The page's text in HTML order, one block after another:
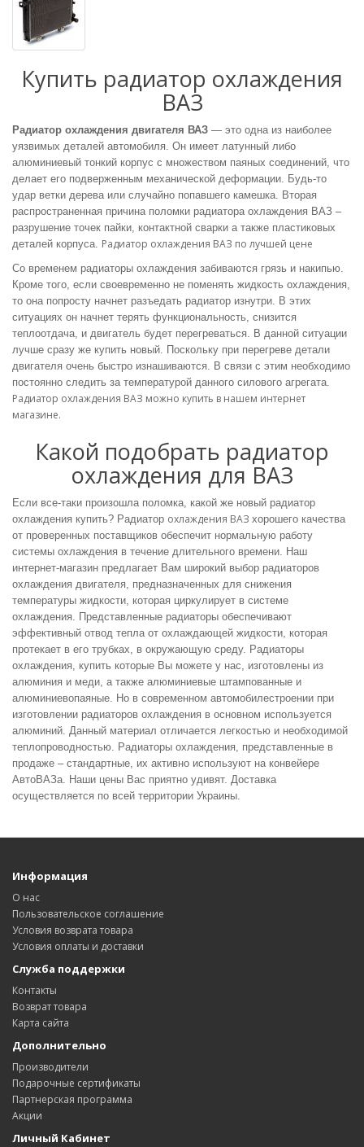
Купить радиатор охлаждения
ВАЗ
Радиатор охлаждения двигателя ВАЗ ― это одна из наиболее
уязвимых деталей автомобиля. Он имеет латунный либо
алюминиевый тонкий корпус с множеством паяных соединений, что
делает его подверженным механической деформации. Будь-то
удар ветки дерева или случайно попавшего камешка. Вторая
распространенная причина поломки радиатора охлаждения ВАЗ –
разрушение точек пайки, контактной сварки а также пластиковых
деталей корпуса. Радиатор охлаждения ВАЗ по лучшей цене
Со временем радиаторы охлаждения забиваются грязь и накипью.
Кроме того, если своевременно не поменять жидкость охлаждения,
то она попросту начнет разъедать радиатор изнутри. В этих
ситуациях он начнет терять функциональность, снизится
теплоотдача, и двигатель будет перегреваться. В данной ситуации
лучше сразу же купить новый. Поскольку при перегреве детали
двигателя очень быстро изнашиваются. В связи с этим необходимо
постоянно следить за температурой данного силового агрегата.
Радиатор охлаждения ВАЗ можно купить в нашем интернет
магазине.
Какой подобрать радиатор
охлаждения для ВАЗ
Если все-таки произошла поломка, какой же новый радиатор
охлаждения купить? Радиатор охлаждения ВАЗ хорошего качества
от проверенных поставщиков обеспечит нормальную работу
системы охлаждения в течение длительного времени. Наш
интернет-магазин предлагает Вам широкий выбор радиаторов
охлаждения двигателя, предназначенных для снижения
температуры жидкости, которая циркулирует в системе
охлаждения. Представленные радиаторы обеспечивают
эффективный отвод тепла от охлаждающей жидкости, которая
протекает в его трубках, в окружающую среду. Радиаторы
охлаждения, купить которые Вы можете у нас, изготовлены из
алюминия и меди, а также алюминиевые штампованные и
алюминиевопаяные. Но в современном автомобилестроении при
изготовлении радиаторов охлаждения в основном используется
алюминий. Данный материал отличается легкостью и необходимой
теплопроводностью. Радиаторы охлаждения, представленные в
продаже – стандартные, их активно используют на конвейере
АвтоВАЗа. Наши цены Вас приятно удивят. Доставка
осуществляется по всей территории Украины.
Информация
О нас
Пользовательское соглашение
Условия возврата товара
Условия оплаты и доставки
Служба поддержки
Контакты
Возврат товара
Карта сайта
Дополнительно
Производители
Подарочные сертификаты
Партнерская программа
Акции
Личный Кабинет